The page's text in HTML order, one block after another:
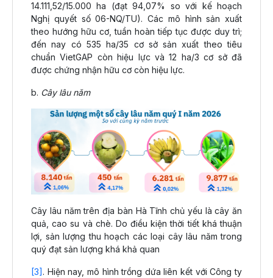
14.111,52/15.000 ha (đạt 94,07% so với kế hoạch
Nghị quyết số 06-NQ/TU). Các mô hình sản xuất
theo hướng hữu cơ, tuần hoàn tiếp tục được duy trì;
đến nay có 535 ha/35 cơ sở sản xuất theo tiêu
chuẩn VietGAP còn hiệu lực và 12 ha/3 cơ sở đã
được chứng nhận hữu cơ còn hiệu lực.
b. Cây lâu năm
Cây lâu năm trên địa bàn Hà Tĩnh chủ yếu là cây ăn
quả, cao su và chè. Do điều kiện thời tiết khá thuận
lợi, sản lượng thu hoạch các loại cây lâu năm trong
quý đạt sản lượng khá khả quan
[3] . Hiện nay, mô hình trồng dứa liên kết với Công ty